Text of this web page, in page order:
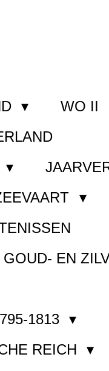
WO II
GOUD- EN
1813
REICH